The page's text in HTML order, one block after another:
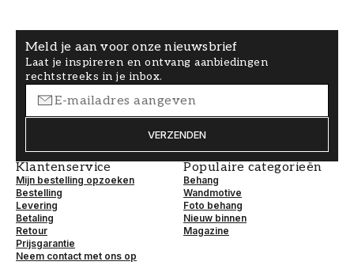
Meld je aan voor onze nieuwsbrief
Laat je inspireren en ontvang aanbiedingen
rechtstreeks in je inbox.
VERZENDEN
Klantenservice
Mijn bestelling opzoeken
Bestelling
Levering
Betaling
Retour
Prijsgarantie
Neem contact met ons op
Populaire categorieën
Behang
Wandmotive
Foto behang
Nieuw binnen
Magazine